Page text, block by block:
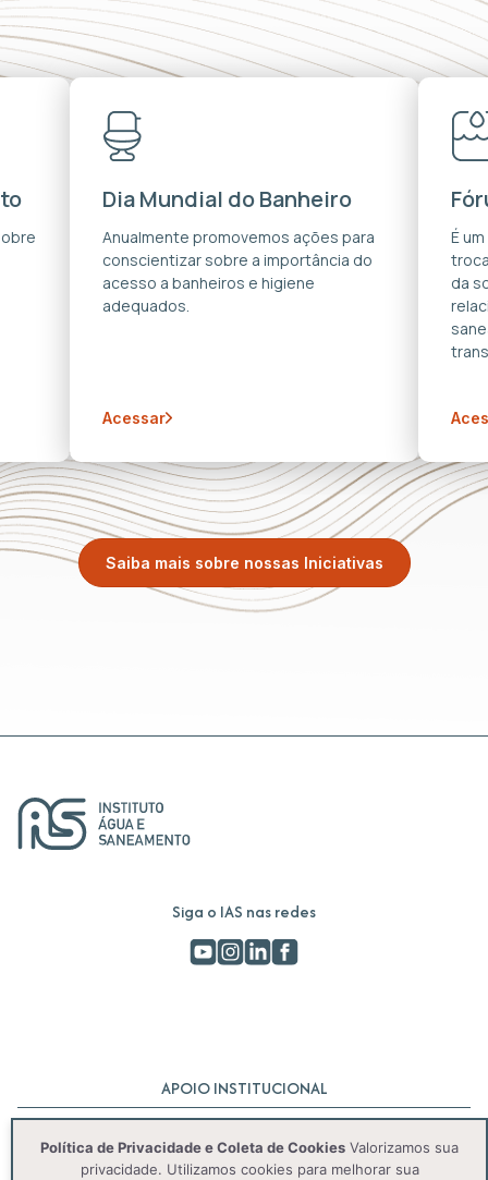
Dia Mundial do Banheiro
Anualmente promovemos ações para
conscientizar sobre a importância do
acesso a banheiros e higiene
adequados.
Acessar
É
da
Saiba mais sobre nossas Iniciativas
Siga o IAS nas redes
APOIO INSTITUCIONAL
Política de Privacidade e Coleta de Cookies Valorizamos sua
privacidade. Utilizamos cookies para melhorar sua